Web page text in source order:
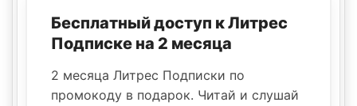
Бесплатный доступ к Литрес
Подписке на 2 месяца
2 месяца Литрес Подписки по
промокоду в подарок. Читай и слушай